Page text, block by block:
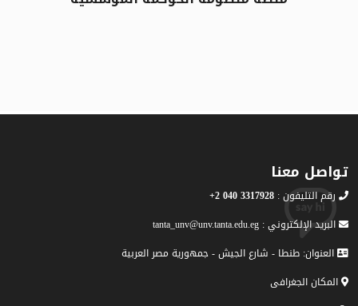
تواصل معنا
رقم التليفون : 3317928 040 2+
البريد الإلكتروني : tanta_unv@unv.tanta.edu.eg
العنوان: طنطا - شارع الجيش - جمهورية مصر العربية
المكان الجغرافى